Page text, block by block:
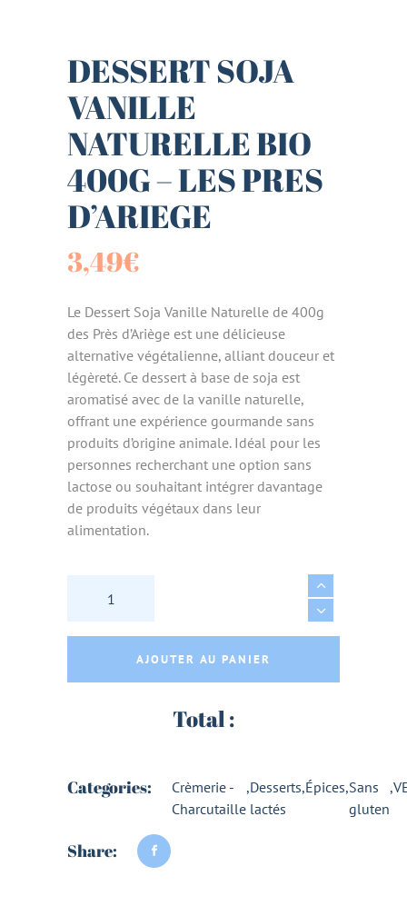
DESSERT SOJA
VANILLE
NATURELLE BIO
400G – LES PRES
D’ARIEGE
3,49€
Le Dessert Soja Vanille Naturelle de 400g
des Près d’Ariège est une délicieuse
alternative végétalienne, alliant douceur et
légèreté. Ce dessert à base de soja est
aromatisé avec de la vanille naturelle,
offrant une expérience gourmande sans
produits d’origine animale. Idéal pour les
personnes recherchant une option sans
lactose ou souhaitant intégrer davantage
de produits végétaux dans leur
alimentation.
DESSERT SOJA VANILLE NATURELLE BIO
AJOUTER AU PANIER
Total :
Categories:
Crèmerie -
Charcutaille
,Desserts
lactés
,Épices,Sans
gluten
,
Share: